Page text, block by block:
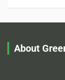
About